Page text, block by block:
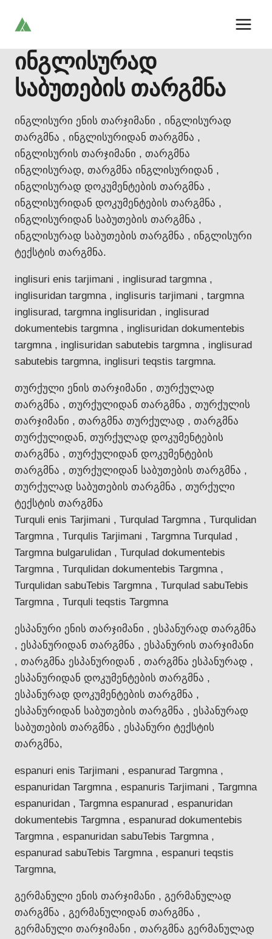
ინგლისურად
საბუთების თარგმნა
ინგლისური ენის თარჯიმანი , ინგლისურად
თარგმნა , ინგლისურიდან თარგმნა ,
ინგლისურის თარჯიმანი , თარგმნა
ინგლისურად, თარგმნა ინგლისურიდან ,
ინგლისურად დოკუმენტების თარგმნა ,
ინგლისურიდან დოკუმენტების თარგმნა ,
ინგლისურიდან საბუთების თარგმნა ,
ინგლისურად საბუთების თარგმნა , ინგლისური
ტექსტის თარგმნა.
inglisuri enis tarjimani , inglisurad targmna ,
inglisuridan targmna , inglisuris tarjimani , targmna
inglisurad, targmna inglisuridan , inglisurad
dokumentebis targmna , inglisuridan dokumentebis
targmna , inglisuridan sabutebis targmna , inglisurad
sabutebis targmna, inglisuri teqstis targmna.
თურქული ენის თარჯიმანი , თურქულად
თარგმნა , თურქულიდან თარგმნა , თურქულის
თარჯიმანი , თარგმნა თურქულად , თარგმნა
თურქულიდან, თურქულად დოკუმენტების
თარგმნა , თურქულიდან დოკუმენტების
თარგმნა , თურქულიდან საბუთების თარგმნა ,
თურქულად საბუთების თარგმნა , თურქული
ტექსტის თარგმნა
Turquli enis Tarjimani , Turqulad Targmna , Turqulidan
Targmna , Turqulis Tarjimani , Targmna Turqulad ,
Targmna bulgarulidan , Turqulad dokumentebis
Targmna , Turqulidan dokumentebis Targmna ,
Turqulidan sabuTebis Targmna , Turqulad sabuTebis
Targmna , Turquli teqstis Targmna
ესპანური ენის თარჯიმანი , ესპანურად თარგმნა
, ესპანურიდან თარგმნა , ესპანურის თარჯიმანი
, თარგმნა ესპანურიდან , თარგმნა ესპანურად ,
ესპანურიდან დოკუმენტების თარგმნა ,
ესპანურად დოკუმენტების თარგმნა ,
ესპანურიდან საბუთების თარგმნა , ესპანურად
საბუთების თარგმნა , ესპანური ტექსტის
თარგმნა,
espanuri enis Tarjimani , espanurad Targmna ,
espanuridan Targmna , espanuris Tarjimani , Targmna
espanuridan , Targmna espanurad , espanuridan
dokumentebis Targmna , espanurad dokumentebis
Targmna , espanuridan sabuTebis Targmna ,
espanurad sabuTebis Targmna , espanuri teqstis
Targmna,
გერმანული ენის თარჯიმანი , გერმანულად
თარგმნა , გერმანულიდან თარგმნა ,
გერმანული თარჯიმანი , თარგმნა გერმანულად